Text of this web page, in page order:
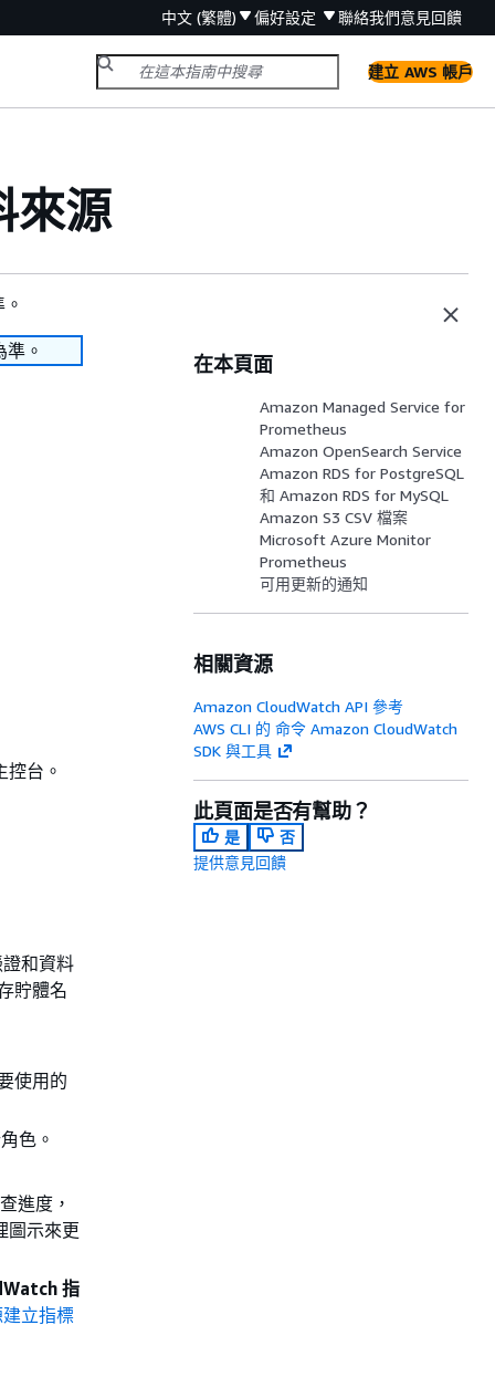
中文 (繁體) 偏好設定 聯絡我們意見回饋
建立 AWS 帳戶
來源
。
控台。
和資料
貯體名
使用的
色。
進度，
圖示來更
指
立指標
在本頁面
Amazon Managed Service for
Prometheus
Amazon OpenSearch Service
Amazon RDS for PostgreSQL
和 Amazon RDS for MySQL
Amazon S3 CSV 檔案
Microsoft Azure Monitor
Prometheus
可用更新的通知
相關資源
Amazon CloudWatch API 參考
AWS CLI 的 命令 Amazon CloudWatch
SDK 與工具
此頁面是否有幫助？
是
否
提供意見回饋